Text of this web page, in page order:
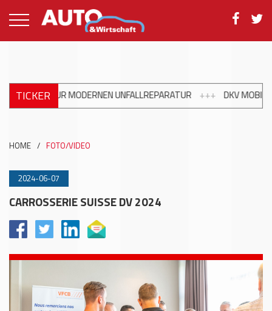
TICKER +++ DKV MOBILITY UND SHELL ERWEITERN
HOME / FOTO/VIDEO
2024-06-07
CARROSSERIE SUISSE DV 2024